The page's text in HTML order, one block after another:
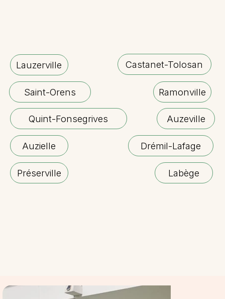
Lauzerville Castanet-Tolosan
Saint-Orens Ramonville
Quint-Fonsegrives Auzeville
Auzielle Drémil-Lafage
Préserville Labège